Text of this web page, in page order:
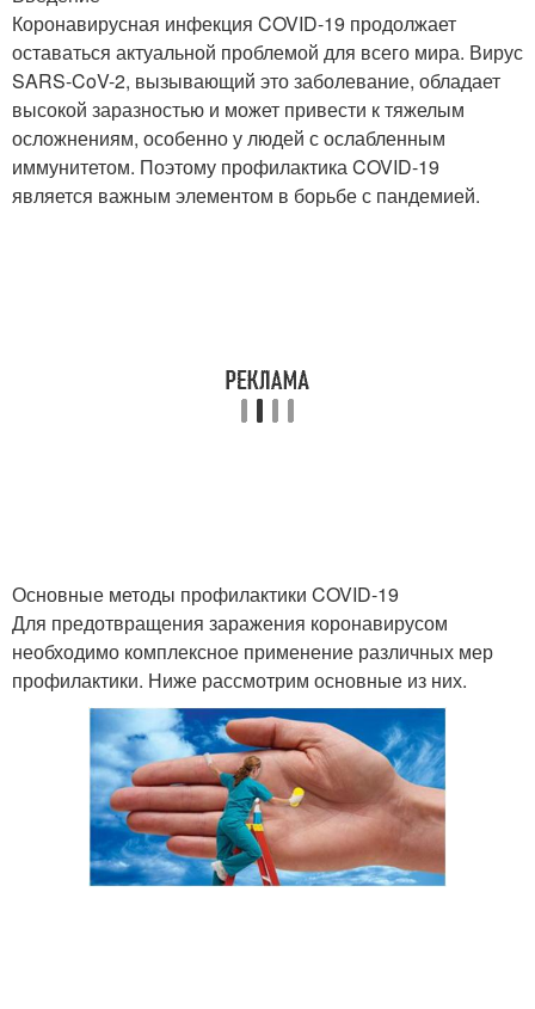
Коронавирусная инфекция COVID-19 продолжает
оставаться актуальной проблемой для всего мира. Вирус
SARS-CoV-2, вызывающий это заболевание, обладает
высокой заразностью и может привести к тяжелым
осложнениям, особенно у людей с ослабленным
иммунитетом. Поэтому профилактика COVID-19
является важным элементом в борьбе с пандемией.
Основные методы профилактики COVID-19
Для предотвращения заражения коронавирусом
необходимо комплексное применение различных мер
профилактики. Ниже рассмотрим основные из них.